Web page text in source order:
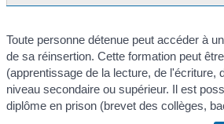
Toute personne détenue peut accéder à
de sa réinsertion. Cette formation peut
(apprentissage de la lecture, de l'écriture,
niveau secondaire ou supérieur. Il est
diplôme en prison (brevet des collèges,